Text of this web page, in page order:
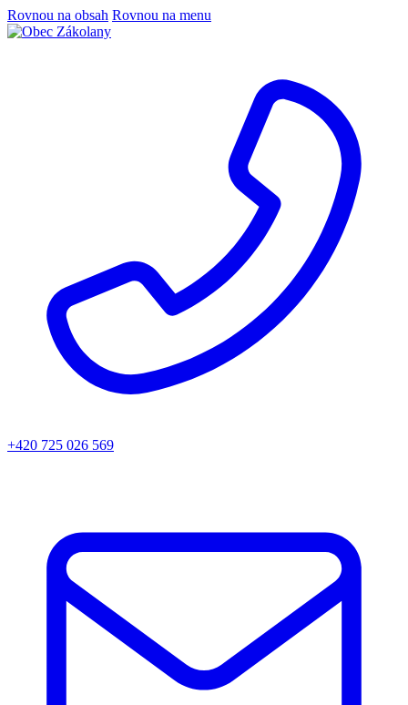
Rovnou na obsah Rovnou na menu
+420 725 026 569